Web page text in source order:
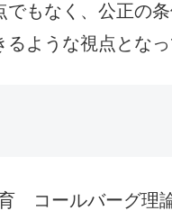
もなく、公正の
ような視点となっ
コールバーグ理